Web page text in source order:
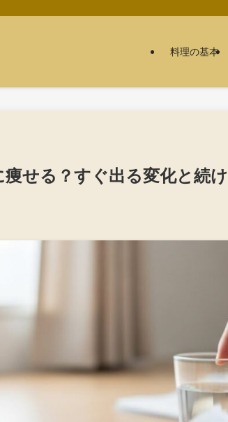
料理の基本
せる？すぐ出る変化と続